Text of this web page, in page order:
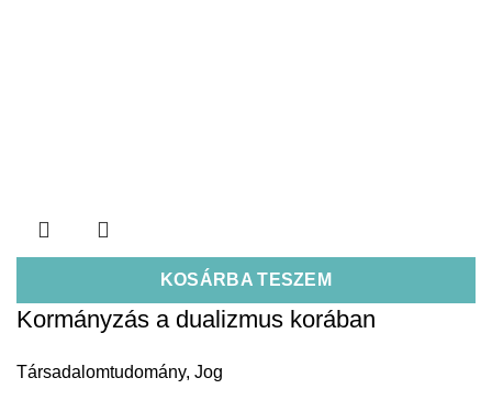
KOSÁRBA TESZEM
Kormányzás a dualizmus korában
Társadalomtudomány, Jog